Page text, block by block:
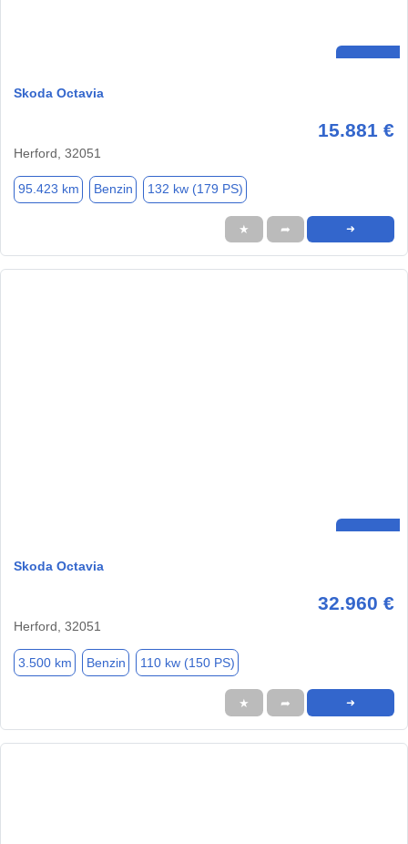
Skoda Octavia
15.881 €
Herford, 32051
95.423 km Benzin 132 kw (179 PS)
★ ➦ ➜
Skoda Octavia
32.960 €
Herford, 32051
3.500 km Benzin 110 kw (150 PS)
★ ➦ ➜